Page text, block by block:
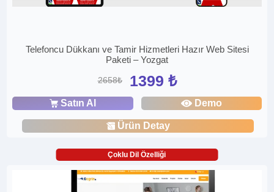
Telefoncu Dükkanı ve Tamir Hizmetleri Hazır Web Sitesi
Paketi – Yozgat
2658₺ 1399 ₺
Satın Al Demo
Ürün Detay
Çoklu Dil Özelliği